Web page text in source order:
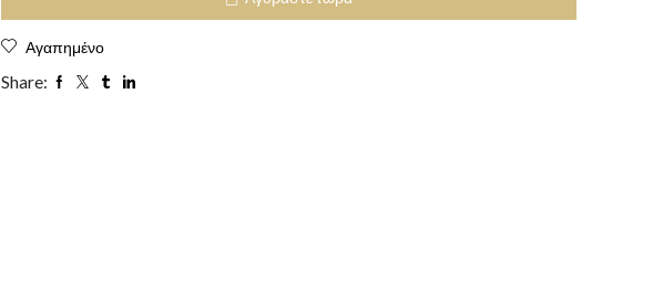
Αγαπημένο
Share: